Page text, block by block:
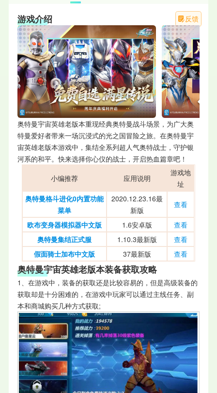
反馈
游戏介绍
奥特曼宇宙英雄老版本重现经典奥特曼战斗场景，为广大奥
特曼爱好者带来一场沉浸式的光之国冒险之旅。在奥特曼宇
宙英雄老版本游戏中，集结全系列超人气奥特战士，守护银
河系的和平。快来选择你心仪的战士，开启热血篇章吧！
小编推荐
应用说明
游戏地
址
奥特曼格斗进化0内置功能
菜单
2020.12.23.16最
新版
查看
欧布变身器模拟器中文版 1.6安卓版
查看
奥特曼集结正式服
1.10.3最新版
查看
假面骑士加布中文版
37最新版 查看
奥特曼宇宙英雄老版本装备获取攻略
1、在游戏中，装备的获取还是比较容易的，但是高级装备的
获取却是十分困难的，在游戏中玩家可以通过主线任务、副
本和商城购买几种方式获取;